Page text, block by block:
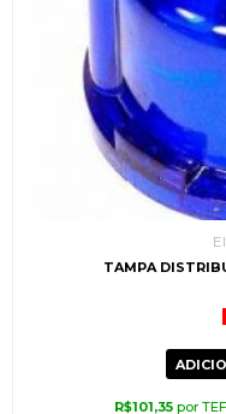
R$101,35 por